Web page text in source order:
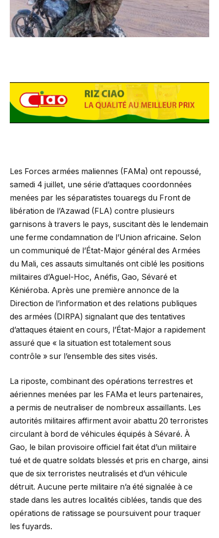
Les Forces armées maliennes (FAMa) ont repoussé,
samedi 4 juillet, une série d’attaques coordonnées
menées par les séparatistes touaregs du Front de
libération de l’Azawad (FLA) contre plusieurs
garnisons à travers le pays, suscitant dès le lendemain
une ferme condamnation de l’Union africaine. Selon
un communiqué de l’État-Major général des Armées
du Mali, ces assauts simultanés ont ciblé les positions
militaires d’Aguel-Hoc, Anéfis, Gao, Sévaré et
Kéniéroba. Après une première annonce de la
Direction de l’information et des relations publiques
des armées (DIRPA) signalant que des tentatives
d’attaques étaient en cours, l’État-Major a rapidement
assuré que « la situation est totalement sous
contrôle » sur l’ensemble des sites visés.
La riposte, combinant des opérations terrestres et
aériennes menées par les FAMa et leurs partenaires,
a permis de neutraliser de nombreux assaillants. Les
autorités militaires affirment avoir abattu 20 terroristes
circulant à bord de véhicules équipés à Sévaré. À
Gao, le bilan provisoire officiel fait état d’un militaire
tué et de quatre soldats blessés et pris en charge, ainsi
que de six terroristes neutralisés et d’un véhicule
détruit. Aucune perte militaire n’a été signalée à ce
stade dans les autres localités ciblées, tandis que des
opérations de ratissage se poursuivent pour traquer
les fuyards.